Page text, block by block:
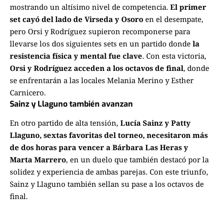
mostrando un altísimo nivel de competencia. El primer
set cayó del lado de Virseda y Osoro en el desempate,
pero Orsi y Rodríguez supieron recomponerse para
llevarse los dos siguientes sets en un partido donde la
resistencia física y mental fue clave. Con esta victoria,
Orsi y Rodríguez acceden a los octavos de final, donde
se enfrentarán a las locales Melania Merino y Esther
Carnicero.
Sainz y Llaguno también avanzan
En otro partido de alta tensión, Lucía Sainz y Patty
Llaguno, sextas favoritas del torneo, necesitaron más
de dos horas para vencer a Bárbara Las Heras y
Marta Marrero, en un duelo que también destacó por la
solidez y experiencia de ambas parejas. Con este triunfo,
Sainz y Llaguno también sellan su pase a los octavos de
final.